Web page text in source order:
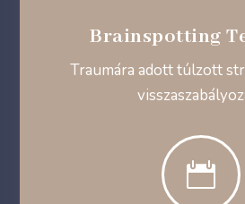
Brainspotting
Traumára adott túlzott
